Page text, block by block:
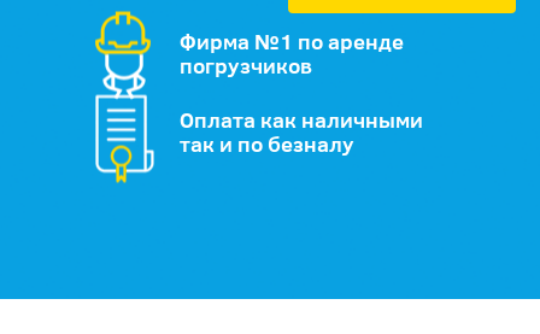
Фирма №1 по аренде
погрузчиков
Оплата как наличными
так и по безналу